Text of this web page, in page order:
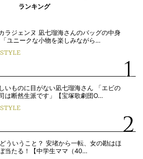
ランキング
ラジェンヌ 凪七瑠海さんのバッグの中身
ユニークな小物を楽しみながら…
いものに目がない凪七瑠海さん 「エビの
は断然生派です」【宝塚歌劇団O…
ういうこと？ 安堵から一転、女の勘はほ
当たる！【中学生ママ（40…